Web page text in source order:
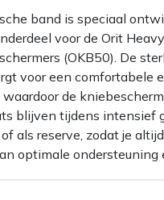
band is speciaal
voor de Orit
(OKB50). De
voor een comfortabele
de
blijven tijdens intensief
als reserve, zodat je altijd
optimale ondersteuning
standaard als set van